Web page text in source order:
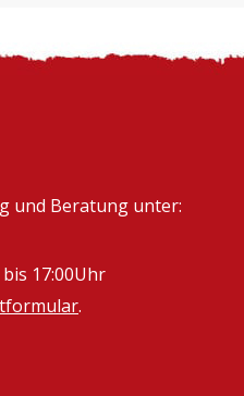
und Beratung unter:
17:00Uhr
.